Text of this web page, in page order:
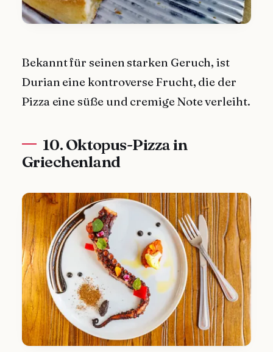
Bekannt für seinen starken Geruch, ist
Durian eine kontroverse Frucht, die der
Pizza eine süße und cremige Note verleiht.
10. Oktopus-Pizza in
Griechenland